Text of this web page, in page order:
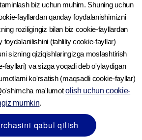
Agar siz homiladorlikni
eng yaxshi vaqtni
bo‘lsangiz unda butun
2 yoki 3 kunda jinsiy aloqa
etiladi.
biz uchun muhim. Shuning uchun
fayllardan qanday foydalanishimizni
roziligingiz bilan biz cookie-fayllardan
(tahliliy cookie-fayllar)
sizning qiziqishlaringizga moslashtirish
fayllari) va sizga yoqadi deb o'ylaydigan
ko'rsatish (maqsadli cookie-fayllar)
ma'lumotolish uchun cookie-
mumkin.
qabul qilish